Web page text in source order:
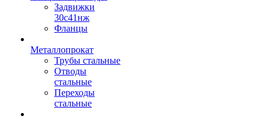
Задвижки
30с41нж
Фланцы
Металлопрокат
Трубы стальные
Отводы
стальные
Переходы
стальные